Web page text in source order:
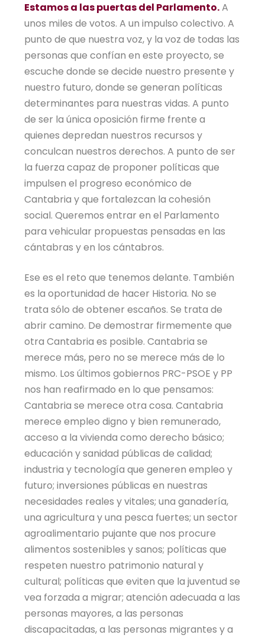
Estamos a las puertas del Parlamento.A
unos miles de votos. A un impulso colectivo. A
punto de que nuestra voz, y la voz de todas las
personas que confían en este proyecto, se
escuche donde se decide nuestro presente y
nuestro futuro, donde se generan políticas
determinantes para nuestras vidas. A punto
de ser la única oposición firme frente a
quienes depredan nuestros recursos y
conculcan nuestros derechos. A punto de ser
la fuerza capaz de proponer políticas que
impulsen el progreso económico de
Cantabria y que fortalezcan la cohesión
social. Queremos entrar en el Parlamento
para vehicular propuestas pensadas en las
cántabras y en los cántabros.
Ese es el reto que tenemos delante. También
es la oportunidad de hacer Historia. No se
trata sólo de obtener escaños. Se trata de
abrir camino. De demostrar firmemente que
otra Cantabria es posible. Cantabria se
merece más, pero no se merece más de lo
mismo. Los últimos gobiernos PRC-PSOE y PP
nos han reafirmado en lo que pensamos:
Cantabria se merece otra cosa. Cantabria
merece empleo digno y bien remunerado,
acceso a la vivienda como derecho básico;
educación y sanidad públicas de calidad;
industria y tecnología que generen empleo y
futuro; inversiones públicas en nuestras
necesidades reales y vitales; una ganadería,
una agricultura y una pesca fuertes; un sector
agroalimentario pujante que nos procure
alimentos sostenibles y sanos; políticas que
respeten nuestro patrimonio natural y
cultural; políticas que eviten que la juventud se
vea forzada a migrar; atención adecuada a las
personas mayores, a las personas
discapacitadas, a las personas migrantes y a